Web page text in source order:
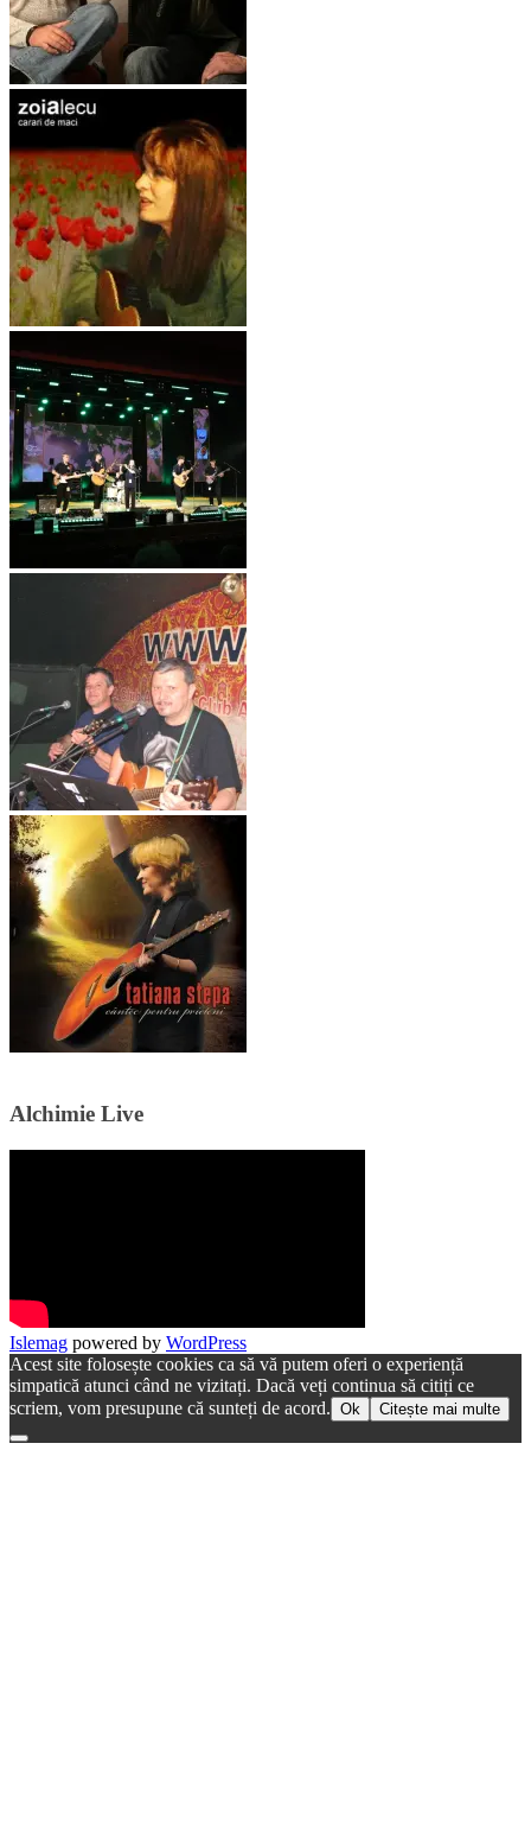
Alchimie Live
Islemag powered by WordPress
Acest site folosește cookies ca să vă putem oferi o experiență
simpatică atunci când ne vizitați. Dacă veți continua să citiți ce
scriem, vom presupune că sunteți de acord. Ok Citește mai multe